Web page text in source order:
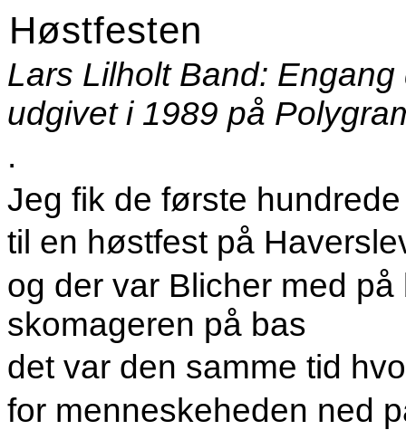
Høstfesten
Lars Lilholt Band:
udgivet i 1989 på
.
Jeg fik de første
til en høstfest på
og der var Blicher med
skomageren på bas
det var den samme tid
for menneskeheden ned